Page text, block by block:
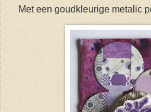
Met een goudkleurige metalic